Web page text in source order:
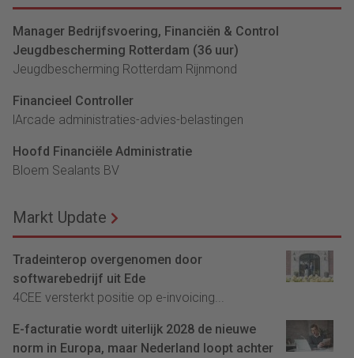
Manager Bedrijfsvoering, Financiën & Control
Jeugdbescherming Rotterdam (36 uur)
Jeugdbescherming Rotterdam Rijnmond
Financieel Controller
lArcade administraties-advies-belastingen
Hoofd Financiële Administratie
Bloem Sealants BV
Markt Update
Tradeinterop overgenomen door
softwarebedrijf uit Ede
4CEE versterkt positie op e-invoicing...
E-facturatie wordt uiterlijk 2028 de nieuwe
norm in Europa, maar Nederland loopt achter